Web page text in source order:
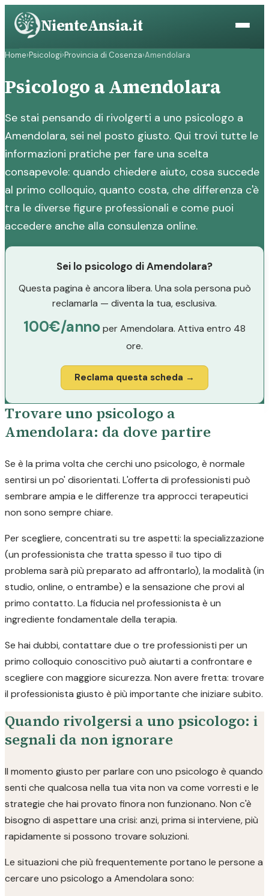
Vai
contenuto
NienteAnsia.it
Home›Psicologi›Provincia di Cosenza›Amendolara
Psicologo a Amendolara
Se stai pensando di rivolgerti a uno psicologo a
Amendolara, sei nel posto giusto. Qui trovi tutte le
informazioni pratiche per fare una scelta
consapevole: quando chiedere aiuto, cosa succede
al primo colloquio, quanto costa, che differenza c'è
tra le diverse figure professionali e come puoi
accedere anche alla consulenza online.
Sei lo psicologo di Amendolara?
Questa pagina è ancora libera. Una sola persona può
reclamarla — diventa la tua, esclusiva.
100€/annoper Amendolara. Attiva entro 48
ore.
Reclama questa scheda →
Trovare uno psicologo a
Amendolara: da dove partire
Se è la prima volta che cerchi uno psicologo, è normale
sentirsi un po' disorientati. L'offerta di professionisti può
sembrare ampia e le differenze tra approcci terapeutici
non sono sempre chiare.
Per scegliere, concentrati su tre aspetti: la specializzazione
(un professionista che tratta spesso il tuo tipo di
problema sarà più preparato ad affrontarlo), la modalità (in
studio, online, o entrambe) e la sensazione che provi al
primo contatto. La fiducia nel professionista è un
ingrediente fondamentale della terapia.
Se hai dubbi, contattare due o tre professionisti per un
primo colloquio conoscitivo può aiutarti a confrontare e
scegliere con maggiore sicurezza. Non avere fretta: trovare
il professionista giusto è più importante che iniziare subito.
Quando rivolgersi a uno psicologo: i
segnali da non ignorare
Il momento giusto per parlare con uno psicologo è quando
senti che qualcosa nella tua vita non va come vorresti e le
strategie che hai provato finora non funzionano. Non c'è
bisogno di aspettare una crisi: anzi, prima si interviene, più
rapidamente si possono trovare soluzioni.
Le situazioni che più frequentemente portano le persone a
cercare uno psicologo a Amendolara sono: